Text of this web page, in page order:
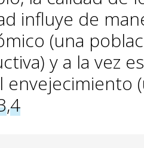
influye de
(una
y a la vez
envejecimiento
,4